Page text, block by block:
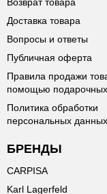
Доставка товара
Вопросы и ответы
Публичная оферта
Правила продажи
помощью подарочных
Политика обработки
персональных данных
БРЕНДЫ
CARPISA
Karl Lagerfeld